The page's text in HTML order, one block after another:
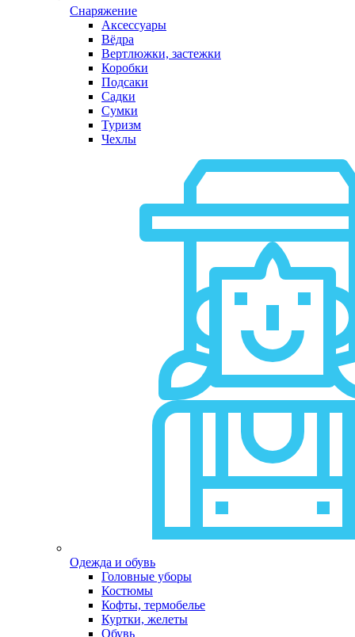
Снаряжение
Аксессуары
Вёдра
Вертлюжки, застежки
Коробки
Подсаки
Садки
Сумки
Туризм
Чехлы
Одежда и обувь
Головные уборы
Костюмы
Кофты, термобелье
Куртки, желеты
Обувь